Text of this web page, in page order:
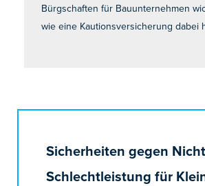
Bürgschaften für Bauunternehmen
wie eine Kautionsversicherung dabei
Sicherheiten gegen
Schlechtleistung für